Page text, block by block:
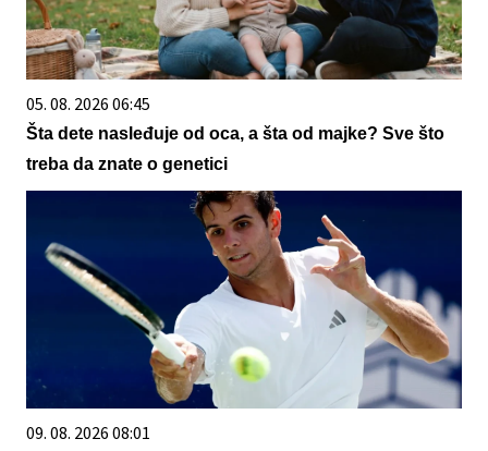
05. 08. 2026 06:45
Šta dete nasleđuje od oca, a šta od majke? Sve što
treba da znate o genetici
09. 08. 2026 08:01